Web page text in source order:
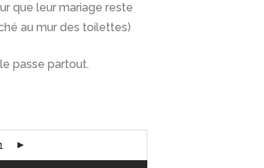
que leur mariage reste
au mur des toilettes)
passe partout.